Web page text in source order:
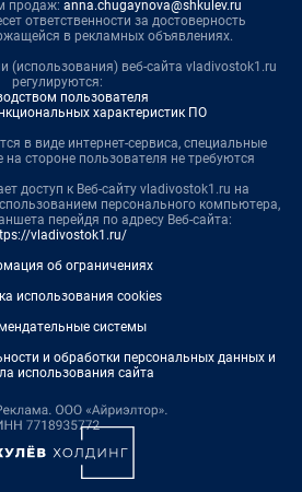
продаж: anna.chugaynova@shkulev.ru
ответственности за достоверность
в рекламных объявлениях.
(использования) веб-сайта vladivostok1.ru
регулируются:
пользователя
характеристик ПО
в виде интернет-сервиса, специальные
на стороне пользователя не требуются
доступ к Веб-сайту vladivostok1.ru на
персонального компьютера,
перейдя по адресу Веб-сайта:
vladivostok1.ru/
об ограничениях
использования cookies
системы
и обработки персональных данных и
использования сайта